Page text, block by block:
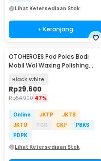
Lihat Ketersediaan Stok
+ Keranjang
OTOHEROES Pad Poles Bodi
Mobil Wol Waxing Polishing
Black White
Rp29.600
Rp54.900 47%
Online JKTP
JKTB
JKTU
TGR CKP
PBKS
PDPK
Lihat Ketersediaan Stok